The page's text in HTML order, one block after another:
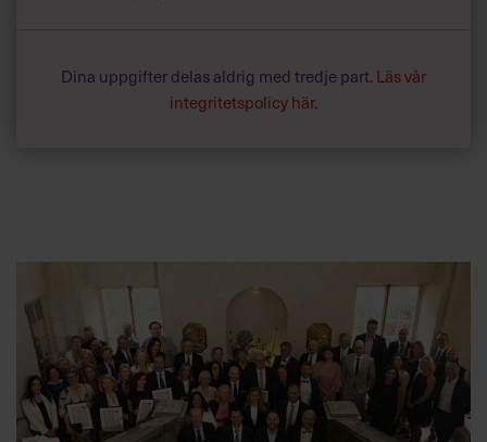
Dina uppgifter delas aldrig med tredje part. Läs vår
integritetspolicy här.